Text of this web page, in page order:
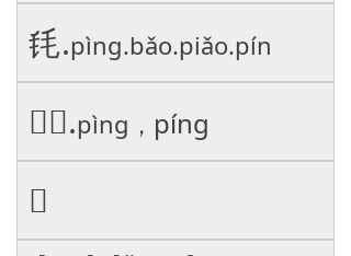
㲏.pìng.bǎo.piǎo.pín
𡊞，.pìng， píng
𠗥